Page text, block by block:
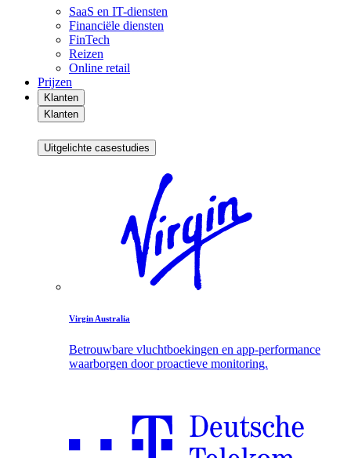
SaaS en IT-diensten
Financiële diensten
FinTech
Reizen
Online retail
Prijzen
Klanten
Klanten
Uitgelichte casestudies
Virgin Australia
Betrouwbare vluchtboekingen en app-performance
waarborgen door proactieve monitoring.